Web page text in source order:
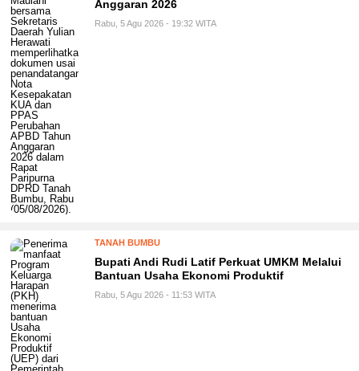
Anggaran 2026
Rabu, 5 Agu 2026 - 19:32 WITA
TANAH BUMBU
Bupati Andi Rudi Latif Perkuat UMKM Melalui
Bantuan Usaha Ekonomi Produktif
Rabu, 5 Agu 2026 - 11:53 WITA